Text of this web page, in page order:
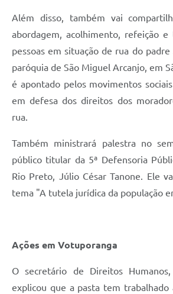
Além disso, também vai
abordagem, acolhimento, refeição
pessoas em situação de rua do
paróquia de São Miguel Arcanjo, em
é apontado pelos movimentos
em defesa dos direitos dos
rua.
Também ministrará palestra no
público titular da 5ª Defensoria
Rio Preto, Júlio César Tanone. Ele
tema "A tutela jurídica da população
Ações em Votuporanga
O secretário de Direitos
explicou que a pasta tem trabalhado